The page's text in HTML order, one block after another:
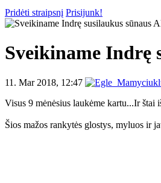
Pridėti straipsnį Prisijunk!
Sveikiname Indrę
11. Mar 2018, 12:47
Visus 9 mėnėsius laukėme kartu...Ir štai
Šios mažos rankytės glostys, myluos ir